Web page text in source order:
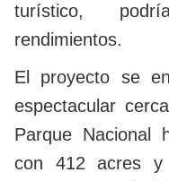
turístico,
rendimientos.
El proyecto se
espectacular
Parque Nacional
con 412 acres